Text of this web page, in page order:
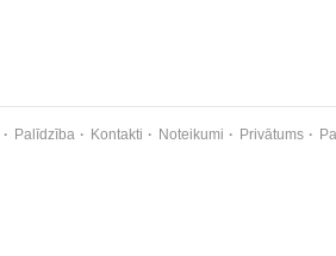
Palīdzība Kontakti Noteikumi Privātums